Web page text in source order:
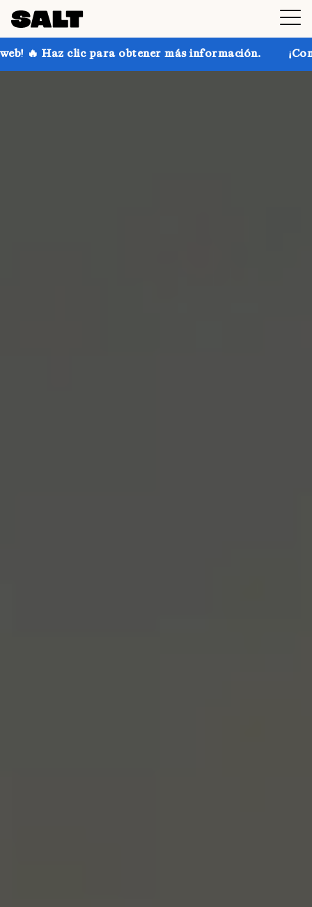
obtener más información. ¡Consigue hasta un